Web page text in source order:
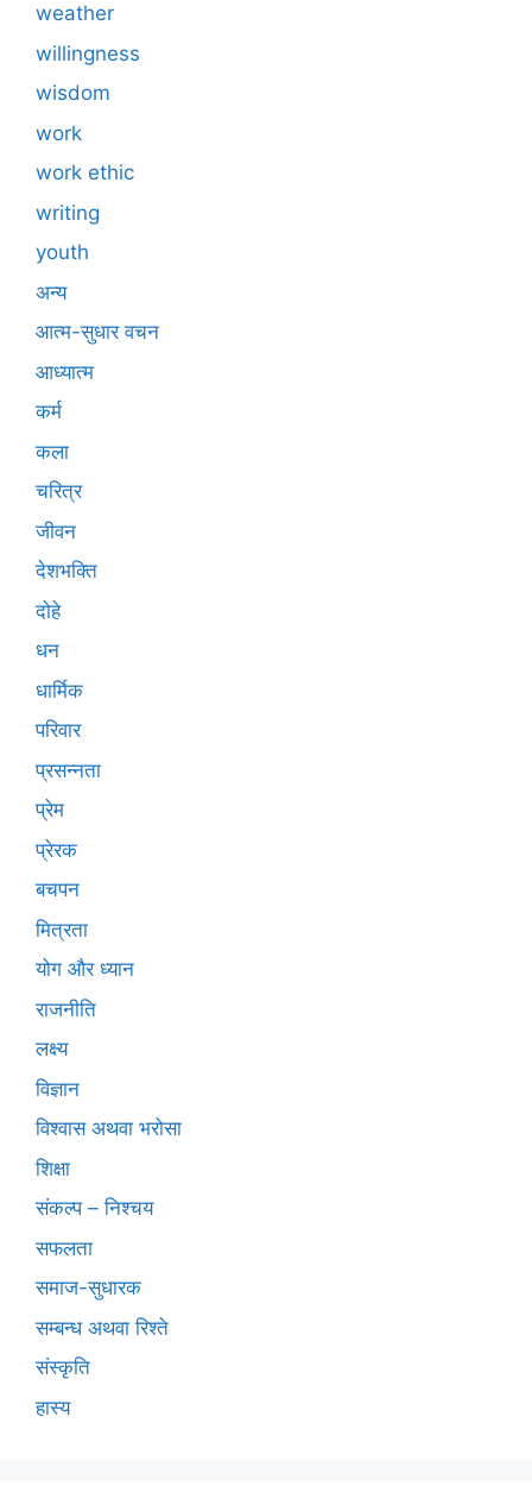
weather
willingness
wisdom
work
work ethic
writing
youth
अन्य
आत्म-सुधार वचन
आध्यात्म
कर्म
कला
चरित्र
जीवन
देशभक्ति
दोहे
धन
धार्मिक
परिवार
प्रसन्नता
प्रेम
प्रेरक
बचपन
मित्रता
योग और ध्यान
राजनीति
लक्ष्य
विज्ञान
विश्वास अथवा भरोसा
शिक्षा
संकल्प – निश्चय
सफलता
समाज-सुधारक
सम्बन्ध अथवा रिश्ते
संस्कृति
हास्य